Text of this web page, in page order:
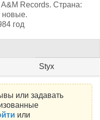
Records. Страна:
новые.
год
Styx
или задавать
или